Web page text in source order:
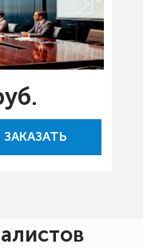
ЗАКАЗАТЬ